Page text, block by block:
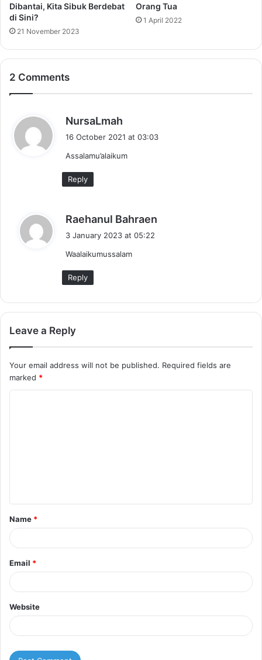
Dibantai, Kita Sibuk Berdebat
di Sini?
21 November 2023
Orang Tua
1 April 2022
2 Comments
NursaLmah
s
16 October 2021 at 03:03
Assalamu’alaikum
Reply
Raehanul Bahraen
3 January 2023 at 05:22
Waalaikumussalam
Reply
Leave a Reply
Your email address will not be published. Required fields are
marked *
t
*
Name *
Email *
Website